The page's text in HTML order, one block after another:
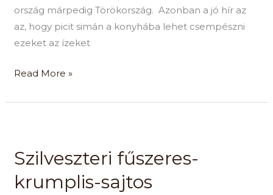
ország márpedig Törökország. Azonban a jó hír az
az, hogy picit simán a konyhába lehet csempészni
ezeket az ízeket
Read More »
Szilveszteri fűszeres-
krumplis-sajtos
krumplis-
sajtos
kovászmentős